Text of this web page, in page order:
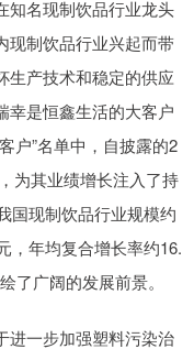
知名现制饮品行业龙头
现制饮品行业兴起而带
生产技术和稳定的供应
幸是恒鑫生活的大客户
户”名单中，自披露的2
为其业绩增长注入了持
国现制饮品行业规模约
，年均复合增长率约16.
了广阔的发展前景。
一步加强塑料污染治